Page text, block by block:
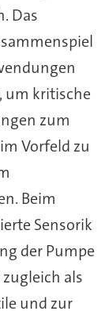
Das
um kritische
zum
Vorfeld zu
Beim
Sensorik
der Pumpe
als
und zur